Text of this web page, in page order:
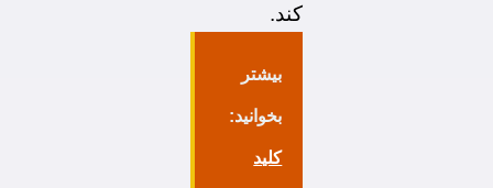
کند.
بیشتر
بخوانید:
کلید